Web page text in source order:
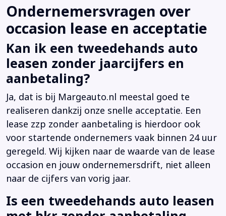
Ondernemersvragen over
occasion lease en acceptatie
Kan ik een tweedehands auto
leasen zonder jaarcijfers en
aanbetaling?
Ja, dat is bij Margeauto.nl meestal goed te
realiseren dankzij onze snelle acceptatie. Een
lease zzp zonder aanbetaling is hierdoor ook
voor startende ondernemers vaak binnen 24 uur
geregeld. Wij kijken naar de waarde van de lease
occasion en jouw ondernemersdrift, niet alleen
naar de cijfers van vorig jaar.
Is een tweedehands auto leasen